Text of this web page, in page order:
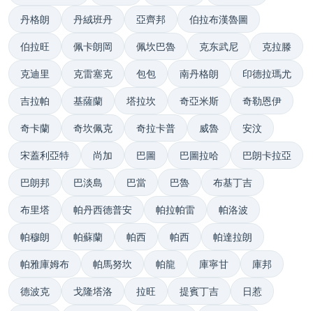
丹格朗 丹絨班丹 亞齊邦 伯拉布漢魯圖
伯拉旺 佩卡朗岡 佩坎巴魯 克东武尼 克拉滕
克迪里 克雷塞克 包包 南丹格朗 印德拉瑪尤
吉拉帕 基薩蘭 塔拉坎 奇亞米斯 奇勒恩伊
奇卡蘭 奇坎佩克 奇拉卡普 威魯 安汶
宋蓋利亞特 尚加 巴圖 巴圖拉哈 巴朗卡拉亞
巴朗邦 巴淡島 巴當 巴魯 布基丁吉
布里塔 帕丹西德普安 帕拉帕雷 帕洛波
帕穆朗 帕蘇蘭 帕西 帕西 帕達拉朗
帕雅庫姆布 帕馬努坎 帕龍 庫寧甘 庫邦
德波克 戈隆塔洛 拉旺 提賓丁吉 日惹